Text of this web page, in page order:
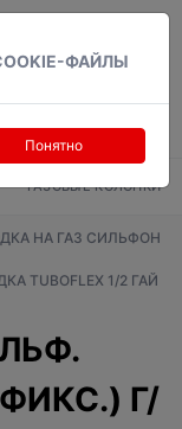
ФАЙЛЫ
Понятно
ГАЗОВЫЕ КОЛОНКИ
НА ГАЗ СИЛЬФОН
TUBOFLEX 1/2 ГАЙ
Г/